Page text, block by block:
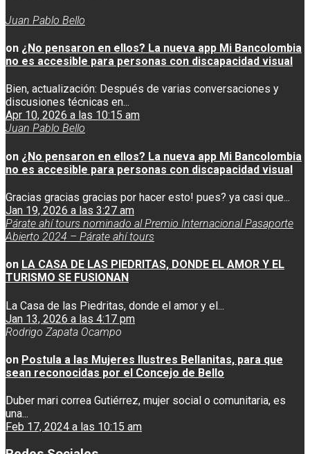
Juan Pablo Bello
on ¿No pensaron en ellos? La nueva app Mi Bancolombia
no es accesible para personas con discapacidad visual
Bien, actualización: Después de varias conversaciones y
discusiones técnicas en...
Apr 10, 2026 a las 10:15 am
Juan Pablo Bello
on ¿No pensaron en ellos? La nueva app Mi Bancolombia
no es accesible para personas con discapacidad visual
Gracias gracias gracias por hacer esto! pues? ya casi que...
Jan 19, 2026 a las 3:27 am
Párate ahí tours nominado al Premio Internacional Pasaporte
Abierto 2024 – Párate ahí tours
on LA CASA DE LAS PIEDRITAS, DONDE EL AMOR Y EL
TURISMO SE FUSIONAN
La Casa de las Piedritas, donde el amor y el...
Jan 13, 2026 a las 4:17 pm
Rodrigo Zapata Ocampo
on Postula a las Mujeres Ilustres Bellanitas, para que
sean reconocidas por el Concejo de Bello
Duber mari correa Gutiérrez, mujer social o comunitaria, es
una...
Feb 17, 2024 a las 10:15 am